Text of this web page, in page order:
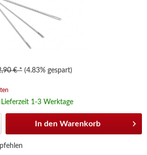
€ * (4.83% gespart)
1-3 Werktage
In den Warenkorb